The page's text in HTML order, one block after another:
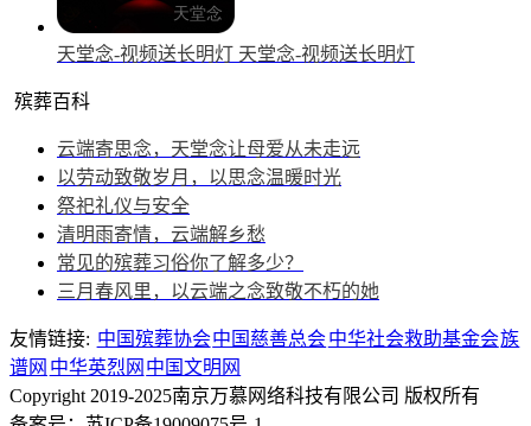
天堂念-视频送长明灯 天堂念-视频送长明灯
殡葬百科
云端寄思念，天堂念让母爱从未走远
以劳动致敬岁月，以思念温暖时光
祭祀礼仪与安全
清明雨寄情，云端解乡愁
常见的殡葬习俗你了解多少？
三月春风里，以云端之念致敬不朽的她
友情链接: 中国殡葬协会中国慈善总会中华社会救助基金会族
谱网 中华英烈网 中国文明网
Copyright 2019-2025南京万慕网络科技有限公司 版权所有